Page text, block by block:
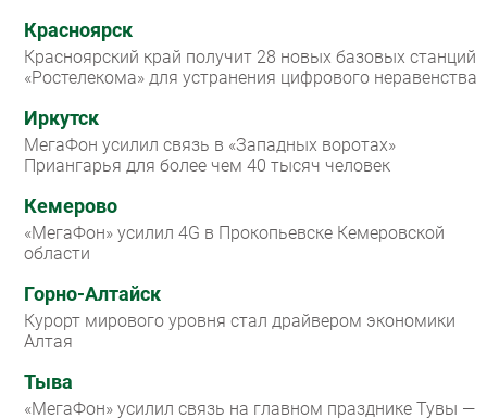
Красноярск
Красноярский край получит 28 новых базовых станций
«Ростелекома» для устранения цифрового неравенства
Иркутск
МегаФон усилил связь в «Западных воротах»
Приангарья для более чем 40 тысяч человек
Кемерово
«МегаФон» усилил 4G в Прокопьевске Кемеровской
области
Горно-Алтайск
Курорт мирового уровня стал драйвером экономики
Алтая
Тыва
«МегаФон» усилил связь на главном празднике Тувы —